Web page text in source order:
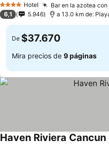
4 EstrellasHotel Bar en la azotea
6,1 5.946 a 13.0 km de:
De $37.670
Mira precios de 9 páginas
Haven Riviera Cancun